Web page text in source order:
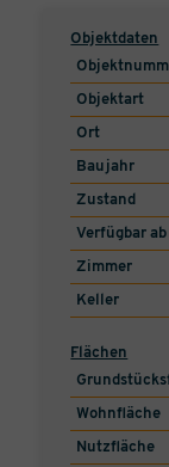
Objektdaten
Objektart
Ort
Baujahr
Zustand
Verfügbar ab
Zimmer
Keller
Flächen
Wohnfläche
Nutzfläche